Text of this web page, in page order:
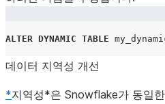
ALTER DYNAMIC TABLE
데이터 지역성 개선
*지역성*은 Snowflake가 동일